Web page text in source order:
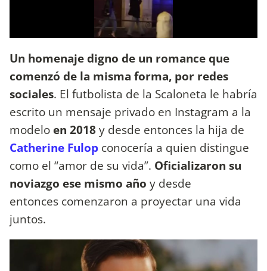
Un homenaje digno de un romance que
comenzó de la misma forma, por redes
sociales. El futbolista de la Scaloneta le habría
escrito un mensaje privado en Instagram a la
modelo en 2018y desde entonces la hija de
Catherine Fulop conocería a quien distingue
como el “amor de su vida”. Oficializaron su
noviazgo ese mismo año y desde
entonces comenzaron a proyectar una vida
juntos.